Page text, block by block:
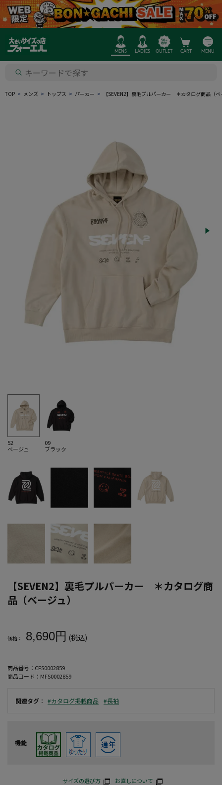
MENS LADIES OUTLET CART MENU
TOP メンズ トップス パーカー 【SEVEN2】裏毛プルパーカー ＊カタログ商品（ベ
52
ベージュ
09
ブラック
【SEVEN2】裏毛プルパーカー ＊カタログ商
品（ベージュ）
価格： 8,690円 (税込)
商品番号： CFS0002859
商品コード： MFS0002859
関連タグ ： #カタログ掲載商品 #長袖
機能
サイズの選び方 お直しについて